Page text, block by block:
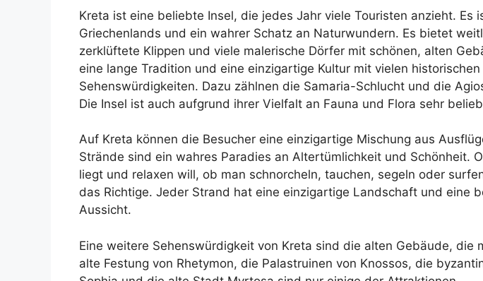
Kreta ist eine beliebte Insel, die jedes Jahr viele Touristen anzieht. Es
Griechenlands und ein wahrer Schatz an Naturwundern. Es bietet
zerklüftete Klippen und viele malerische Dörfer mit schönen, alten
eine lange Tradition und eine einzigartige Kultur mit vielen historischen
Sehenswürdigkeiten. Dazu zählnen die Samaria-Schlucht und die
Die Insel ist auch aufgrund ihrer Vielfalt an Fauna und Flora sehr
Auf Kreta können die Besucher eine einzigartige Mischung aus
Strände sind ein wahres Paradies an Altertümlichkeit und Schönheit.
liegt und relaxen will, ob man schnorcheln, tauchen, segeln oder
das Richtige. Jeder Strand hat eine einzigartige Landschaft und eine
Aussicht.
Eine weitere Sehenswürdigkeit von Kreta sind die alten Gebäude, die
alte Festung von Rhetymon, die Palastruinen von Knossos, die